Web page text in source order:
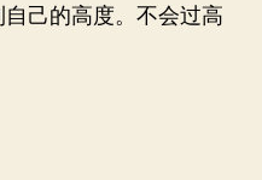
己的高度。不会过高